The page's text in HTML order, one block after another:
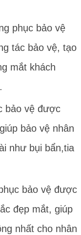
phục bảo vệ
tác bảo vệ, tạo
mắt khách
bảo vệ được
bảo vệ nhân
như bụi bẩn,tia
bảo vệ được
đẹp mắt, giúp
nhất cho nhân